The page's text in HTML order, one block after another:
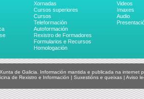
Xornadas
Cursos superiores
Cursos
Teleformación
Autoformación
Rexistro de Formadores
Formularios e Recursos
Homologación
Videos
Imaxes
Audio
de Galicia. Información mantida e publicada na internet
de Rexistro e Información | Suxestións e queixas | Aviso